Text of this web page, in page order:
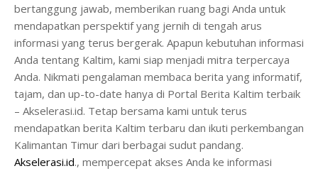
bertanggung jawab, memberikan ruang bagi Anda untuk
mendapatkan perspektif yang jernih di tengah arus
informasi yang terus bergerak. Apapun kebutuhan informasi
Anda tentang Kaltim, kami siap menjadi mitra terpercaya
Anda. Nikmati pengalaman membaca berita yang informatif,
tajam, dan up-to-date hanya di Portal Berita Kaltim terbaik
– Akselerasi.id. Tetap bersama kami untuk terus
mendapatkan berita Kaltim terbaru dan ikuti perkembangan
Kalimantan Timur dari berbagai sudut pandang.
Akselerasi.id., mempercepat akses Anda ke informasi